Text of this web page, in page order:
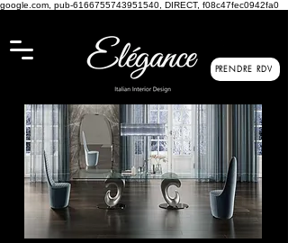
google.com, pub-6166755743951540, DIRECT, f08c47fec0942fa0
PRENDRE RDV